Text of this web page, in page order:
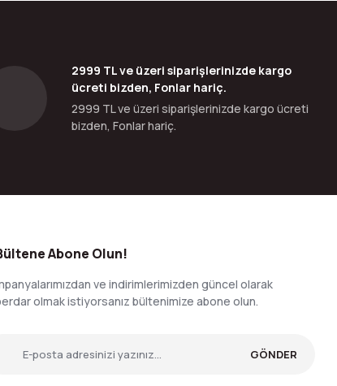
2999 TL ve üzeri siparişlerinizde kargo
ücreti bizden, Fonlar hariç.
2999 TL ve üzeri siparişlerinizde kargo ücreti
bizden, Fonlar hariç.
Abone Olun!
ve indirimlerimizden güncel olarak
olmak istiyorsanız bültenimize abone olun.
GÖNDER